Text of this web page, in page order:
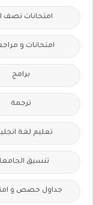
امتحانات نصف
امتحانات و
برامج
ترجمة
تعليم لغة
تنسيق
جداول حصص و